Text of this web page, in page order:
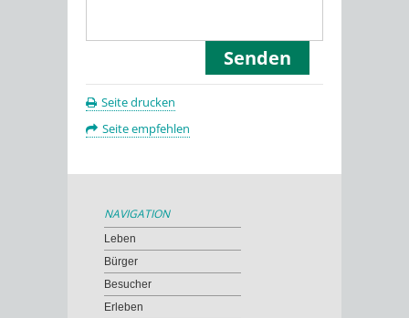
Seite drucken
Seite empfehlen
NAVIGATION
Leben
Bürger
Besucher
Erleben